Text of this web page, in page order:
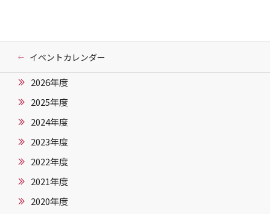
イベントカレンダー
2026年度
2025年度
2024年度
2023年度
2022年度
2021年度
2020年度